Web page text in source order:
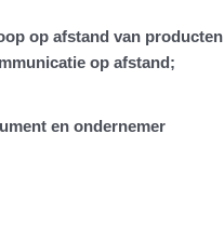
op afstand van producten
op afstand;
en ondernemer